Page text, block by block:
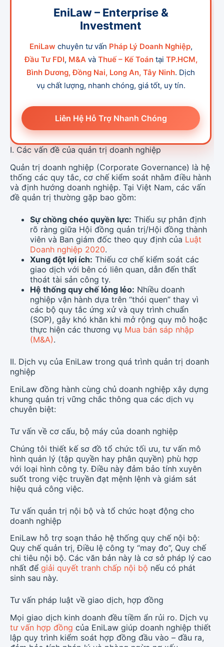
EniLaw – Enterprise &
Investment
EniLaw chuyên tư vấn Pháp Lý Doanh Nghiệp,
Đầu Tư FDI, M&Avà Thuế – Kế Toántại TP.HCM,
Bình Dương, Đồng Nai, Long An, Tây Ninh. Dịch
vụ chất lượng, nhanh chóng, giá tốt, uy tín.
Liên Hệ Hỗ Trợ Nhanh Chóng
I. Các vấn đề của quản trị doanh nghiệp
Quản trị doanh nghiệp (Corporate Governance) là hệ
thống các quy tắc, cơ chế kiểm soát nhằm điều hành
và định hướng doanh nghiệp. Tại Việt Nam, các vấn
đề quản trị thường gặp bao gồm:
Sự chồng chéo quyền lực: Thiếu sự phân định
rõ ràng giữa Hội đồng quản trị/Hội đồng thành
viên và Ban giám đốc theo quy định của Luật
Doanh nghiệp 2020.
Xung đột lợi ích: Thiếu cơ chế kiểm soát các
giao dịch với bên có liên quan, dẫn đến thất
thoát tài sản công ty.
Hệ thống quy chế lỏng lẻo: Nhiều doanh
nghiệp vận hành dựa trên “thói quen” thay vì
các bộ quy tắc ứng xử và quy trình chuẩn
(SOP), gây khó khăn khi mở rộng quy mô hoặc
thực hiện các thương vụ Mua bán sáp nhập
(M&A).
II. Dịch vụ của EniLaw trong quá trình quản trị doanh
nghiệp
EniLaw đồng hành cùng chủ doanh nghiệp xây dựng
khung quản trị vững chắc thông qua các dịch vụ
chuyên biệt:
Tư vấn về cơ cấu, bộ máy của doanh nghiệp
Chúng tôi thiết kế sơ đồ tổ chức tối ưu, tư vấn mô
hình quản lý (tập quyền hay phân quyền) phù hợp
với loại hình công ty. Điều này đảm bảo tính xuyên
suốt trong việc truyền đạt mệnh lệnh và giám sát
hiệu quả công việc.
Tư vấn quản trị nội bộ và tổ chức hoạt động cho
doanh nghiệp
EniLaw hỗ trợ soạn thảo hệ thống quy chế nội bộ:
Quy chế quản trị, Điều lệ công ty “may đo”, Quy chế
chi tiêu nội bộ. Các văn bản này là cơ sở pháp lý cao
nhất để giải quyết tranh chấp nội bộ nếu có phát
sinh sau này.
Tư vấn pháp luật về giao dịch, hợp đồng
Mọi giao dịch kinh doanh đều tiềm ẩn rủi ro. Dịch vụ
tư vấn hợp đồng của EniLaw giúp doanh nghiệp thiết
lập quy trình kiểm soát hợp đồng đầu vào – đầu ra,